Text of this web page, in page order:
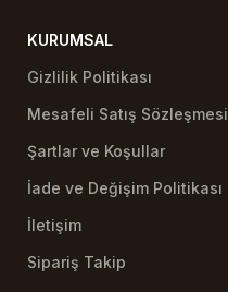
KURUMSAL
Gizlilik Politikası
Mesafeli Satış Sözleşmesi
Şartlar ve Koşullar
İade ve Değişim Politikası
İletişim
Sipariş Takip